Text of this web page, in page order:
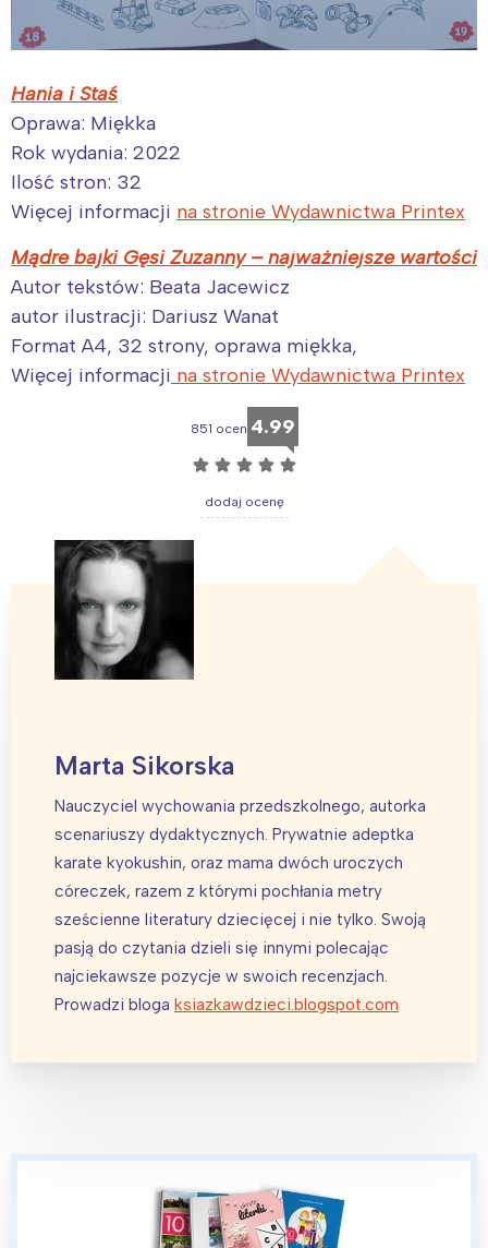
Hania i Staś
Oprawa: Miękka
Rok wydania: 2022
Ilość stron: 32
Więcej informacji na stronie Wydawnictwa Printex
Mądre bajki Gęsi Zuzanny – najważniejsze wartości
Autor tekstów: Beata Jacewicz
autor ilustracji: Dariusz Wanat
Format A4, 32 strony, oprawa miękka,
Więcej informacji na stronie Wydawnictwa Printex
851 ocen 4.99
☆ ☆ ☆ ☆ ☆
dodaj ocenę
Marta Sikorska
Nauczyciel wychowania przedszkolnego, autorka
scenariuszy dydaktycznych. Prywatnie adeptka
karate kyokushin, oraz mama dwóch uroczych
córeczek, razem z którymi pochłania metry
sześcienne literatury dziecięcej i nie tylko. Swoją
pasją do czytania dzieli się innymi polecając
najciekawsze pozycje w swoich recenzjach.
Prowadzi bloga ksiazkawdzieci.blogspot.com
Interesują mnie wydarzenia z
tego regionu:
Warszawa
Łódź
Trójmiasto
Poznań
Wrocław
Śląsk
Kraków
Południe
Północ
Wszystkie
Wybieram